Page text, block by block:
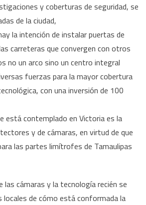
y coberturas de seguridad, se
de la ciudad,
la intención de instalar puertas de
carreteras que convergen con otros
no un arco sino un centro integral
fuerzas para la mayor cobertura
con una inversión de 100
está contemplado en Victoria es la
y de cámaras, en virtud de que
las partes limítrofes de Tamaulipas
las cámaras y la tecnología recién se
locales de cómo está conformada la